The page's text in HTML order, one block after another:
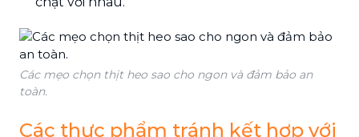
Các mẹo chọn thịt heo sao cho ngon và đảm bảo an
toàn.
Các thực phẩm tránh kết hợp với